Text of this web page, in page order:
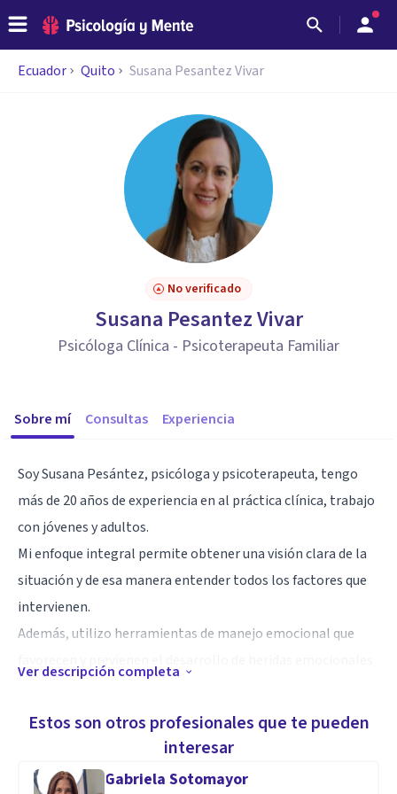
Ecuador Quito Susana Pesantez Vivar
No verificado
Susana Pesantez Vivar
Psicóloga Clínica - Psicoterapeuta Familiar
Sobre mí Consultas Experiencia
Soy Susana Pesántez, psicóloga y psicoterapeuta, tengo
más de 20 años de experiencia en al práctica clínica, trabajo
con jóvenes y adultos.
Mi enfoque integral permite obtener una visión clara de la
situación y de esa manera entender todos los factores que
intervienen.
Además, utilizo herramientas de manejo emocional que
vida.
Mi especialidad se ubica en la Terapia Familiar Sistémica
Ver descripción completa
Estos son otros profesionales que te pueden
interesar
Gabriela Sotomayor